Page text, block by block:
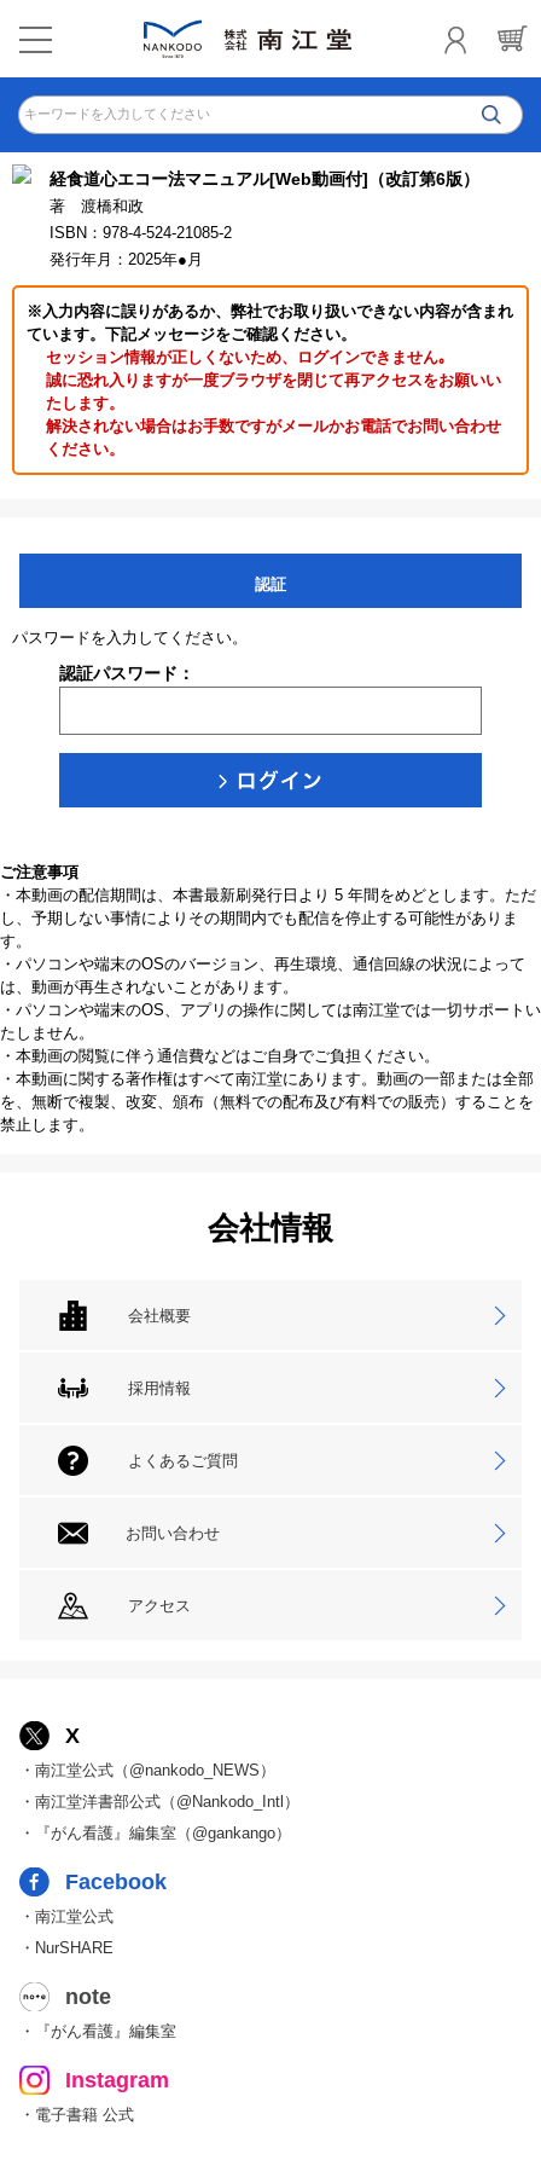
キーワードを入力してください
経食道心エコー法マニュアル[Web動画付]（改訂第6版）
著 渡橋和政
ISBN：978-4-524-21085-2
発行年月：2025年●月
※入力内容に誤りがあるか、弊社でお取り扱いできない内容が含まれ
ています。下記メッセージをご確認ください。
セッション情報が正しくないため、ログインできません｡
誠に恐れ入りますが一度ブラウザを閉じて再アクセスをお願いい
たします。
解決されない場合はお手数ですがメールかお電話でお問い合わせ
ください。
認証
パスワードを入力してください。
認証パスワード：
ご注意事項
・本動画の配信期間は、本書最新刷発行日より 5 年間をめどとします。ただ
し、予期しない事情によりその期間内でも配信を停止する可能性がありま
す。
・パソコンや端末のOSのバージョン、再生環境、通信回線の状況によって
は、動画が再生されないことがあります。
・パソコンや端末のOS、アプリの操作に関しては南江堂では一切サポートい
たしません。
・本動画の閲覧に伴う通信費などはご自身でご負担ください。
・本動画に関する著作権はすべて南江堂にあります。動画の一部または全部
を、無断で複製、改変、頒布（無料での配布及び有料での販売）することを
禁止します。
会社情報
会社概要
採用情報
よくあるご質問
お問い合わせ
アクセス
X
・南江堂公式（@nankodo_NEWS）
・南江堂洋書部公式（@Nankodo_Intl）
・『がん看護』編集室（@gankango）
Facebook
・南江堂公式
・NurSHARE
note
・『がん看護』編集室
Instagram
・電子書籍 公式